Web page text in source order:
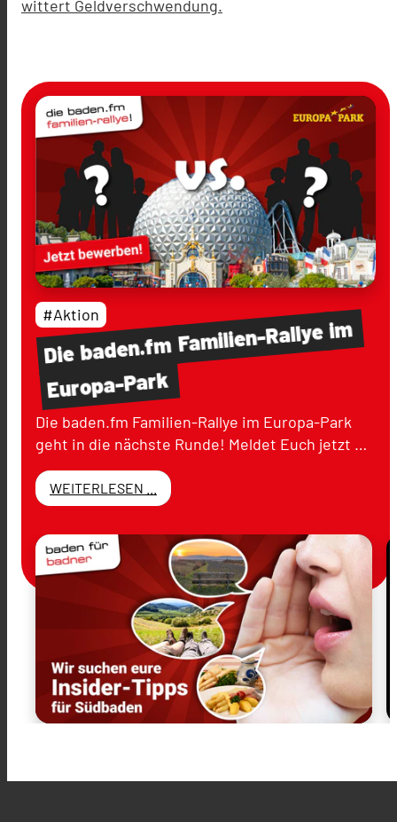
wittert Geldverschwendung.
Diebaden.fmFamilien-Rallyeim
Europa-Park
#Aktion
Die baden.fm Familien-Rallye im Europa-Park
geht in die nächste Runde! Meldet Euch jetzt …
WEITERLESEN ...